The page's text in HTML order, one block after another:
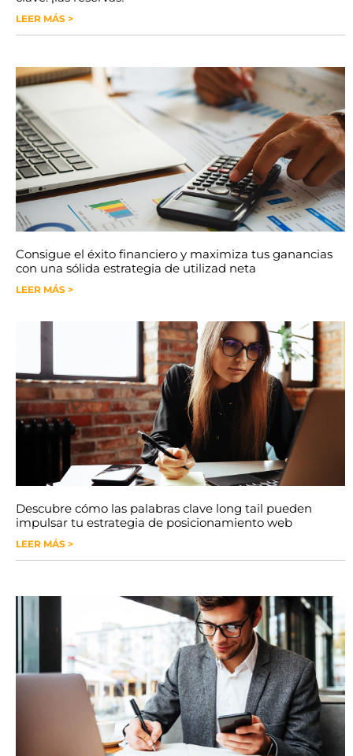
LEER MÁS >
Consigue el éxito financiero y maximiza tus ganancias
con una sólida estrategia de utilizad neta
LEER MÁS >
Descubre cómo las palabras clave long tail pueden
impulsar tu estrategia de posicionamiento web
LEER MÁS >